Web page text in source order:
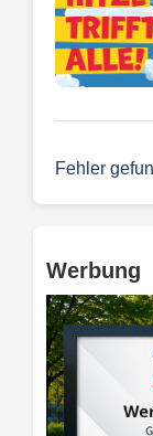
Fehler
Werbung